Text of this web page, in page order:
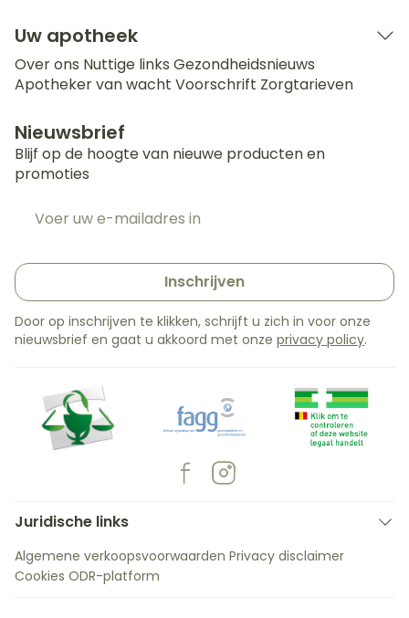
Uw apotheek
Over ons Nuttige links Gezondheidsnieuws
Apotheker van wacht Voorschrift Zorgtarieven
Nieuwsbrief
Blijf op de hoogte van nieuwe producten en
promoties
Inschrijven
Door op inschrijven te klikken, schrijft u zich in voor onze
nieuwsbrief en gaat u akkoord met onze privacy policy.
Juridische links
Algemene verkoopsvoorwaarden Privacy disclaimer
Cookies ODR-platform